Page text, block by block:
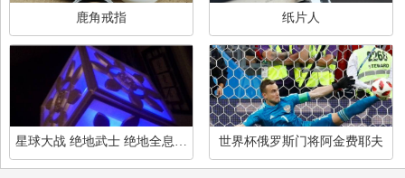
takuya其他模型素材 查
鹿角戒指 纸片人